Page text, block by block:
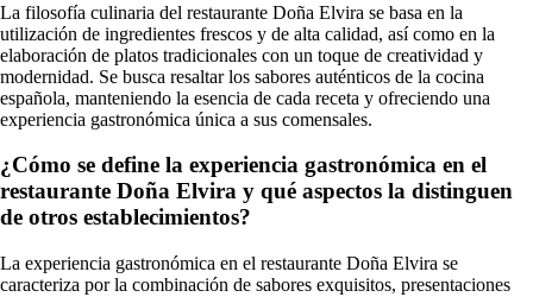
La filosofía culinaria del restaurante Doña Elvira se basa en la
utilización de ingredientes frescos y de alta calidad, así como en la
elaboración de platos tradicionales con un toque de creatividad y
modernidad. Se busca resaltar los sabores auténticos de la cocina
española, manteniendo la esencia de cada receta y ofreciendo una
experiencia gastronómica única a sus comensales.
¿Cómo se define la experiencia gastronómica en el
restaurante Doña Elvira y qué aspectos la distinguen
de otros establecimientos?
La experiencia gastronómica en el restaurante Doña Elvira se
caracteriza por la combinación de sabores exquisitos, presentaciones